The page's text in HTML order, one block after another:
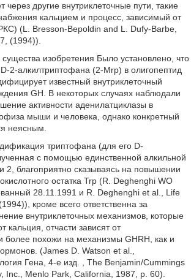
через другие внутриклеточные пути, такие
кальцием и процесс, зависимый от
(L. Bresson-Bepoldin and L. Dufy-Barbe,
(1994)).
изобретения Было установлено, что
2-алкилтриптофана (2-Mrp) в олигопептид
известный внутриклеточный
GH. В некоторых случаях наблюдали
активности аденилатциклазы в
мыши и человека, однако конкретный
неясным.
триптофана (для его D-
с помощью единственной алкильной
2, благоприятно сказываясь на повышении
остатка Trp (R. Deghenghi WO
28.11.1991 и R. Deghenghi et al., Life
кроме всего ответственна за
внутриклеточных механизмов, которые
кальция, отчасти зависят от
более похожи на механизмы GHRH, как и
(James D. Watson et al.,
Гена, 4-е изд. , The Benjamin/Cummings
Inc., Menlo Park, California, 1987, p. 60).